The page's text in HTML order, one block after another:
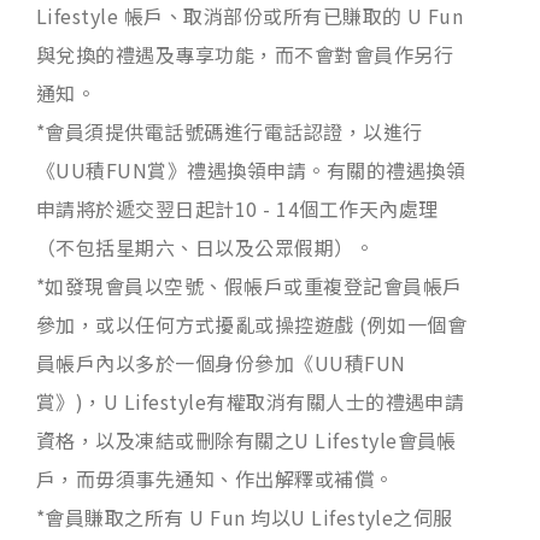
Lifestyle 帳戶、取消部份或所有已賺取的 U Fun
與兌換的禮遇及專享功能，而不會對會員作另行
通知。
*會員須提供電話號碼進行電話認證，以進行
《UU積FUN賞》禮遇換領申請。有關的禮遇換領
申請將於遞交翌日起計10 - 14個工作天內處理
（不包括星期六、日以及公眾假期）。
*如發現會員以空號、假帳戶或重複登記會員帳戶
參加，或以任何方式擾亂或操控遊戲 (例如一個會
員帳戶內以多於一個身份參加《UU積FUN
賞》)，U Lifestyle有權取消有關人士的禮遇申請
資格，以及凍結或刪除有關之U Lifestyle會員帳
戶，而毋須事先通知、作出解釋或補償。
*會員賺取之所有 U Fun 均以U Lifestyle之伺服